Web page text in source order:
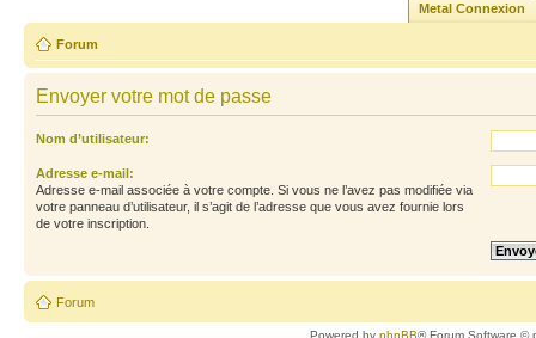
Metal Connexion
Forum
Envoyer votre mot de passe
Nom d’utilisateur:
Adresse e-mail:
Adresse e-mail associée à votre compte. Si vous ne l’avez pas modifiée via
votre panneau d’utilisateur, il s’agit de l’adresse que vous avez fournie lors
de votre inscription.
Forum
Powered byphpBB® Forum Software ©